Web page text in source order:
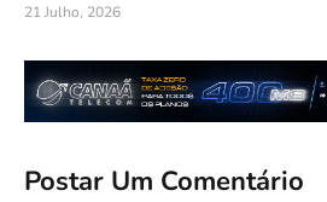
21 Julho, 2026
Postar Um Comentário